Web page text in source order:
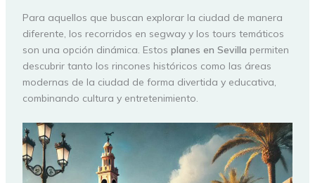
Para aquellos que buscan explorar la ciudad de manera
diferente, los recorridos en segway y los tours temáticos
son una opción dinámica. Estos planes en Sevilla permiten
descubrir tanto los rincones históricos como las áreas
modernas de la ciudad de forma divertida y educativa,
combinando cultura y entretenimiento.